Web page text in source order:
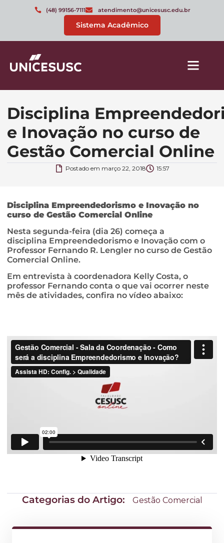
(48) 99156-7111 atendimento@unicesusc.edu.br
Sistema Acadêmico
Disciplina
e Inovação no curso de
Gestão Comercial Online
Postado em março 22, 2018 15:57
Disciplina Empreendedorismo e Inovação no
curso de Gestão Comercial Online
Nesta segunda-feira (dia 26) começa a
disciplina Empreendedorismo e Inovação com o
Professor Fernando R. Lengler no curso de Gestão
Comercial Online.
Em entrevista à coordenadora Kelly Costa, o
professor Fernando conta o que vai ocorrer neste
mês de atividades, confira no vídeo abaixo:
Categorias do Artigo: Gestão Comercial